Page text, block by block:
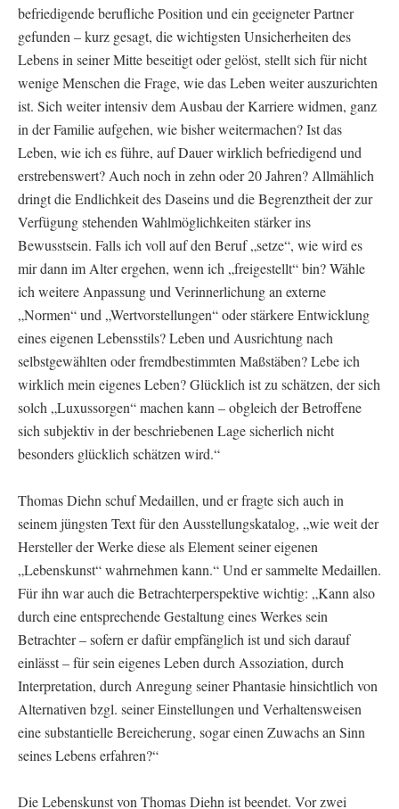
befriedigende berufliche Position und ein geeigneter Partner
gefunden – kurz gesagt, die wichtigsten Unsicherheiten des
Lebens in seiner Mitte beseitigt oder gelöst, stellt sich für nicht
wenige Menschen die Frage, wie das Leben weiter auszurichten
ist. Sich weiter intensiv dem Ausbau der Karriere widmen, ganz
in der Familie aufgehen, wie bisher weitermachen? Ist das
Leben, wie ich es führe, auf Dauer wirklich befriedigend und
erstrebenswert? Auch noch in zehn oder 20 Jahren? Allmählich
dringt die Endlichkeit des Daseins und die Begrenztheit der zur
Verfügung stehenden Wahlmöglichkeiten stärker ins
Bewusstsein. Falls ich voll auf den Beruf „setze“, wie wird es
mir dann im Alter ergehen, wenn ich „freigestellt“ bin? Wähle
ich weitere Anpassung und Verinnerlichung an externe
„Normen“ und „Wertvorstellungen“ oder stärkere Entwicklung
eines eigenen Lebensstils? Leben und Ausrichtung nach
selbstgewählten oder fremdbestimmten Maßstäben? Lebe ich
wirklich mein eigenes Leben? Glücklich ist zu schätzen, der sich
solch „Luxussorgen“ machen kann – obgleich der Betroffene
sich subjektiv in der beschriebenen Lage sicherlich nicht
besonders glücklich schätzen wird.“
Thomas Diehn schuf Medaillen, und er fragte sich auch in
seinem jüngsten Text für den Ausstellungskatalog, „wie weit der
Hersteller der Werke diese als Element seiner eigenen
„Lebenskunst“ wahrnehmen kann.“ Und er sammelte Medaillen.
Für ihn war auch die Betrachterperspektive wichtig: „Kann also
durch eine entsprechende Gestaltung eines Werkes sein
Betrachter – sofern er dafür empfänglich ist und sich darauf
einlässt – für sein eigenes Leben durch Assoziation, durch
Interpretation, durch Anregung seiner Phantasie hinsichtlich von
Alternativen bzgl. seiner Einstellungen und Verhaltensweisen
eine substantielle Bereicherung, sogar einen Zuwachs an Sinn
seines Lebens erfahren?“
Die Lebenskunst von Thomas Diehn ist beendet. Vor zwei